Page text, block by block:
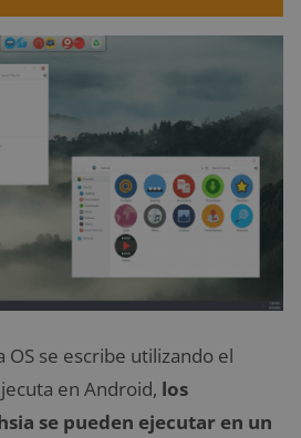
OS se escribe utilizando el
en Android, los
se pueden ejecutar en un